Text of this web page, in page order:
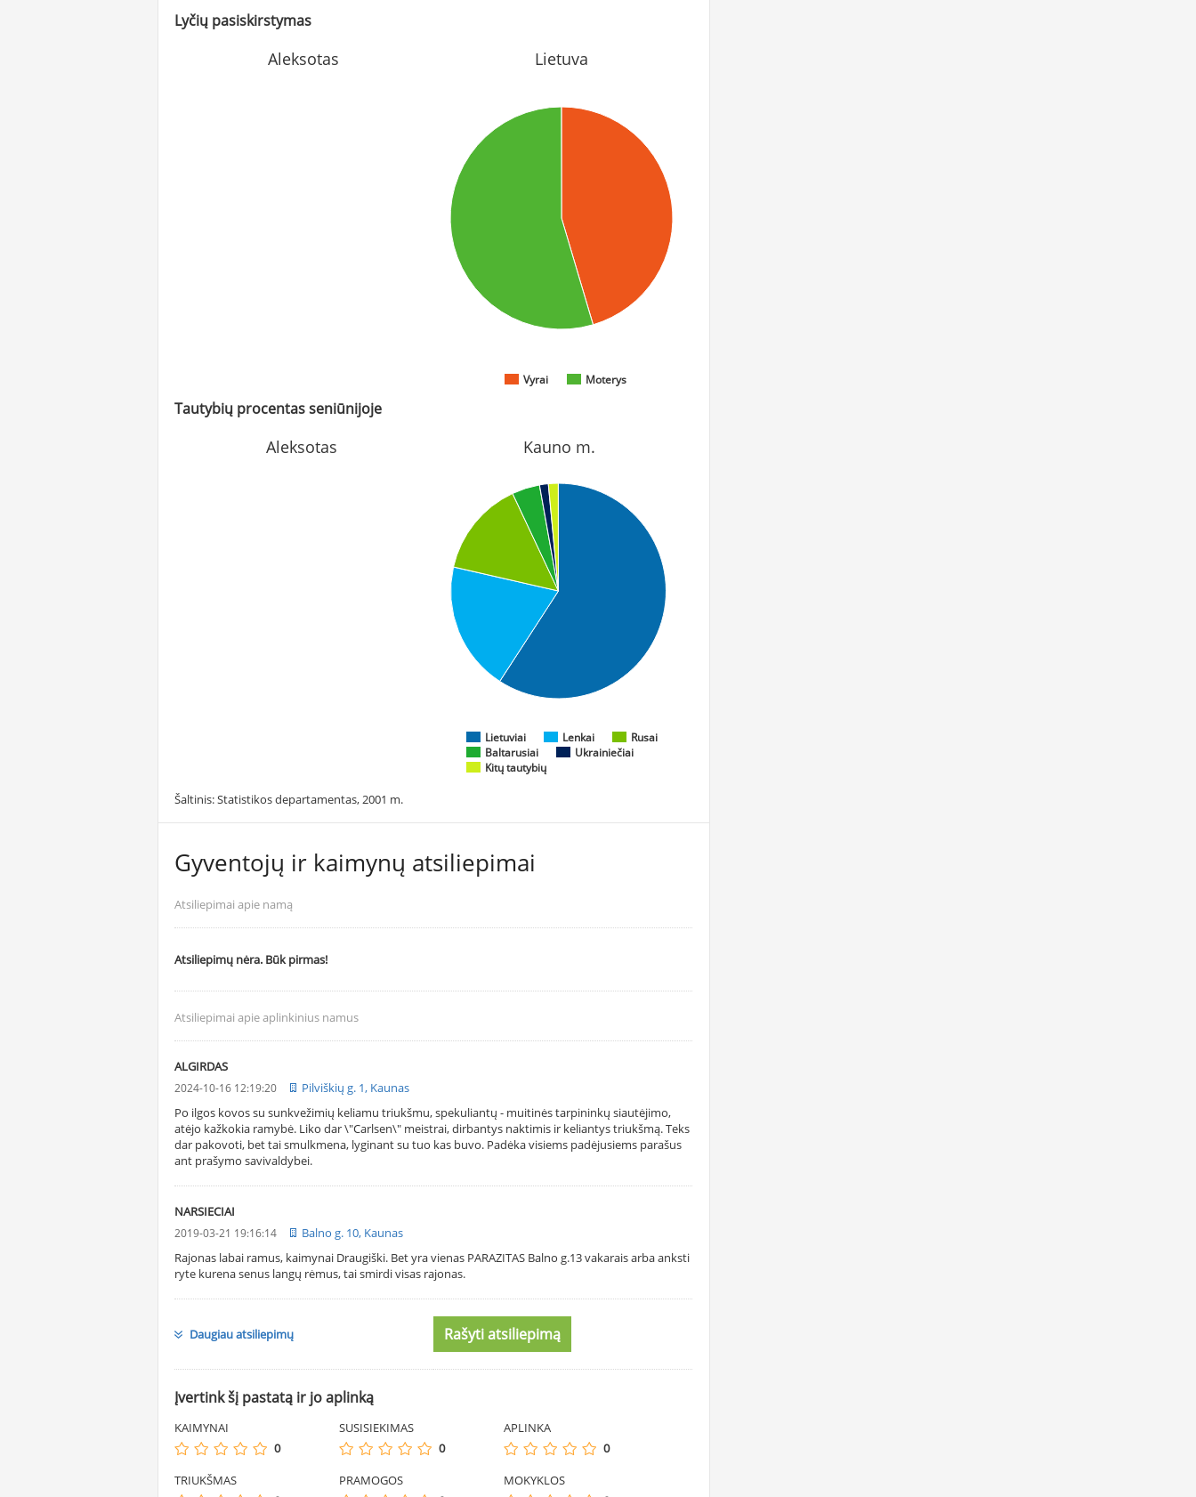
Lyčių pasiskirstymas
Aleksotas Lietuva
Vyrai Moterys
Tautybių procentas seniūnijoje
Aleksotas Kauno m.
Lietuviai Lenkai
Rusai
Baltarusiai
Ukrainiečiai
Kitų tautybių
Šaltinis: Statistikos departamentas, 2001 m.
Gyventojų ir kaimynų atsiliepimai
Atsiliepimai apie namą
Atsiliepimų nėra. Būk pirmas!
Atsiliepimai apie aplinkinius namus
ALGIRDAS
2024-10-16 12:19:20
Pilviškių g. 1, Kaunas
Po ilgos kovos su sunkvežimių keliamu triukšmu, spekuliantų - muitinės tarpininkų siautėjimo,
atėjo kažkokia ramybė. Liko dar \"Carlsen\" meistrai, dirbantys naktimis ir keliantys triukšmą. Teks
dar pakovoti, bet tai smulkmena, lyginant su tuo kas buvo. Padėka visiems padėjusiems parašus
ant prašymo savivaldybei.
NARSIECIAI
2019-03-21 19:16:14
Balno g. 10, Kaunas
Rajonas labai ramus, kaimynai Draugiški. Bet yra vienas PARAZITAS Balno g.13 vakarais arba anksti
ryte kurena senus langų rėmus, tai smirdi visas rajonas.
Daugiau atsiliepimų Rašyti atsiliepimą
Įvertink šį pastatą ir jo aplinką
KAIMYNAI
0
SUSISIEKIMAS
0
APLINKA
0
TRIUKŠMAS
PRAMOGOS
MOKYKLOS